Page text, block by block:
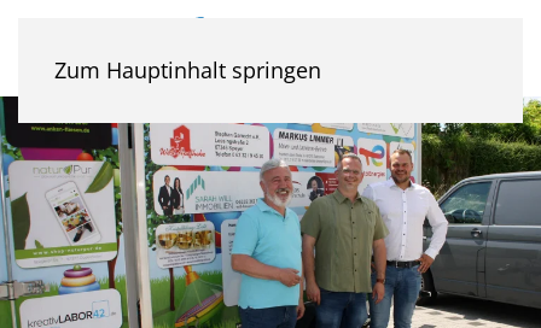
Zum Hauptinhalt springen